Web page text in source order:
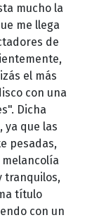
mucho la
me llega
de
el más
con una
Dicha
ya que las
pesadas,
tranquilos,
título
con un